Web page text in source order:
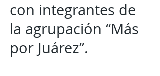
con integrantes de
la agrupación “Más
por Juárez”.